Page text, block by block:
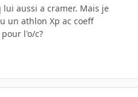
aussi a cramer. Mais je
un athlon Xp ac coeff
l'o/c?